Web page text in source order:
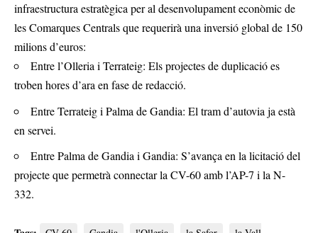
infraestructura estratègica per al desenvolupament econòmic de
les Comarques Centrals que requerirà una inversió global de 150
milions d’euros:
Entre l’Olleria i Terrateig: Els projectes de duplicació es
troben hores d’ara en fase de redacció.
Entre Terrateig i Palma de Gandia: El tram d’autovia ja està
en servei.
Entre Palma de Gandia i Gandia: S’avança en la licitació del
projecte que permetrà connectar la CV-60 amb l’AP-7 i la N-
332.